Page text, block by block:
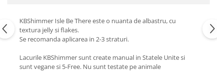
KBShimmer Isle Be There este o nuanta de albastru, cu
textura jelly si flakes.
Se recomanda aplicarea in 2-3 straturi.
Lacurile KBShimmer sunt create manual in Statele Unite si
sunt vegane si 5-Free. Nu sunt testate pe animale